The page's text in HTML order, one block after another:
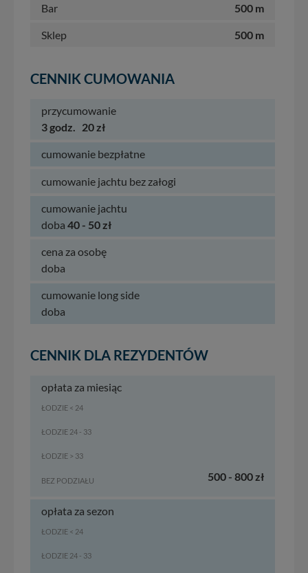
Bar 500 m
Sklep 500 m
CENNIK CUMOWANIA
przycumowanie
3 godz. 20 zł
cumowanie bezpłatne
cumowanie jachtu bez załogi
cumowanie jachtu
doba 40 - 50 zł
cena za osobę
doba
cumowanie long side
doba
CENNIK DLA REZYDENTÓW
opłata za miesiąc
ŁODZIE < 24
ŁODZIE 24 - 33
ŁODZIE > 33
BEZ PODZIAŁU 500 - 800 zł
opłata za sezon
ŁODZIE < 24
ŁODZIE 24 - 33